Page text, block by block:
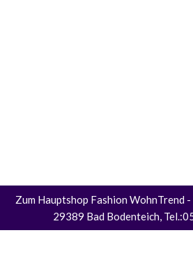
Zum Hauptshop Fashion WohnTrend -
29389 Bad Bodenteich,